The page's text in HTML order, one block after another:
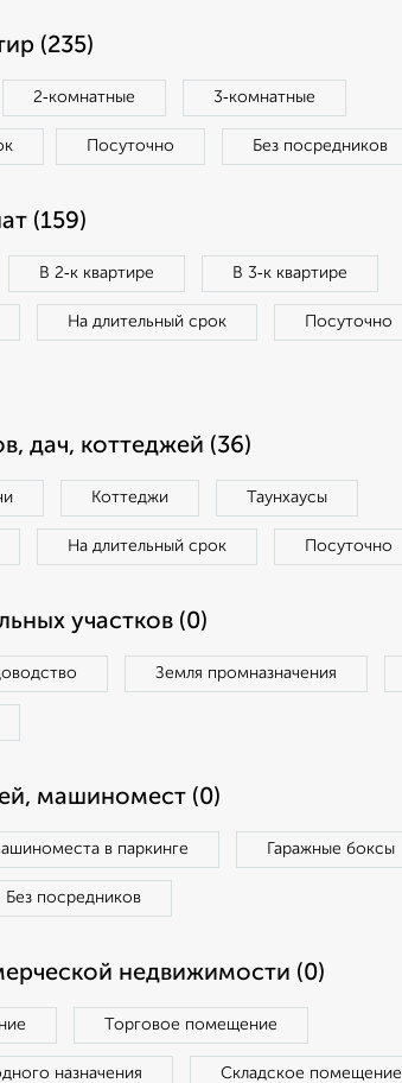
(235)
2‑комнатные 3‑комнатные
Посуточно Без посредников
(159)
В 2‑к квартире В 3‑к квартире
На длительный срок Посуточно
дач, коттеджей (36)
Коттеджи Таунхаусы
На длительный срок Посуточно
участков (0)
Земля промназначения
машиномест (0)
в паркинге Гаражные боксы
Без посредников
недвижимости (0)
Торговое помещение
назначения Складское помещение